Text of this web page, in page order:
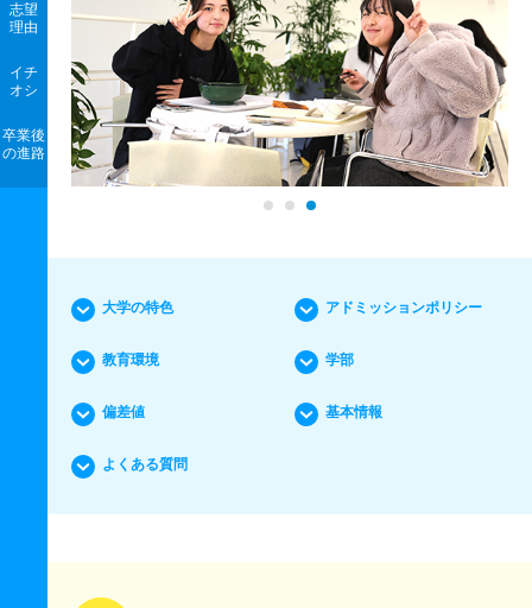
志望
理由
イチ
オシ
卒業後
の進路
大学の特色 アドミッションポリシー
教育環境 学部
偏差値 基本情報
よくある質問